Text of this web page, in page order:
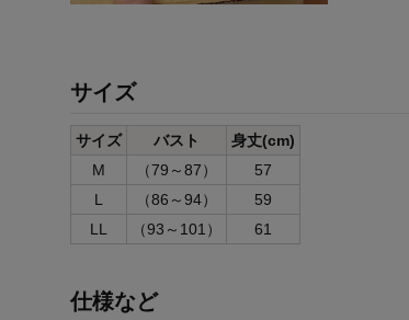
サイズ
サイズ バスト
身丈(cm)
M
（79～87）
57
L
（86～94）
59
LL
（93～101） 61
仕様など